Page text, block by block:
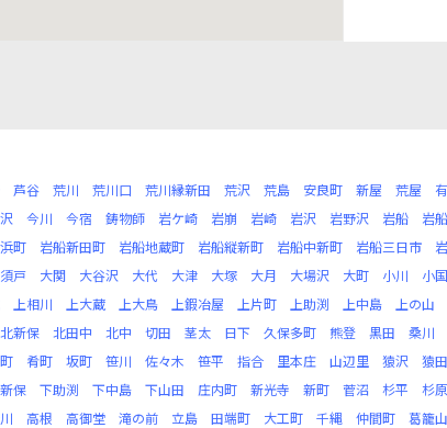
芦谷 荒川 荒川口 荒川縁新田 荒沢 荒島 安良町 新屋 荒屋
今川 今宿 鋳物師 岩ケ崎 岩崩 岩崎 岩沢 岩野沢 岩船 岩
町 岩船新田町 岩船地蔵町 岩船縦新町 岩船中新町 岩船三日市
戸 大関 大谷沢 大代 大津 大塚 大月 大場沢 大町 小川 小
上相川 上大蔵 上大鳥 上鍜冶屋 上片町 上助渕 上中島 上の山
北新保 北田中 北中 切田 茎太 日下 久保多町 熊登 黒田 桑川
肴町 坂町 笹川 佐々木 笹平 指合 里本庄 山辺里 猿沢 猿田
保 下助渕 下中島 下山田 庄内町 新光寺 新町 菅沼 杉平 杉原
高根 高御堂 滝の前 立島 田端町 大工町 千縄 仲間町 葛籠山